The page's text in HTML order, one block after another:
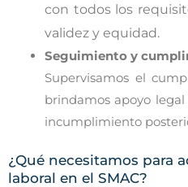
con todos los
validez y equidad.
Seguimiento y
Supervisamos el
brindamos apoyo
incumplimiento
¿Qué necesitamos para
laboral en el SMAC?